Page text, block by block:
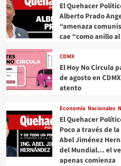
El Quehacer
Alberto Prado
“amenaza
cae “como anillo
CDMX
El Hoy No Circula
de agosto en
atento
Economía Nacionales
El Quehacer
Poco a través de
Abel Jiménez
del Mundial… el
apenas comienza